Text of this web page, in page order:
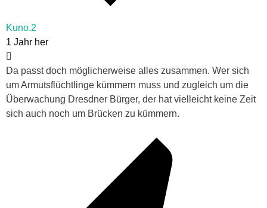
Kuno.2
1 Jahr her
Da passt doch möglicherweise alles zusammen. Wer sich
um Armutsflüchtlinge kümmern muss und zugleich um die
Überwachung Dresdner Bürger, der hat vielleicht keine Zeit
sich auch noch um Brücken zu kümmern.